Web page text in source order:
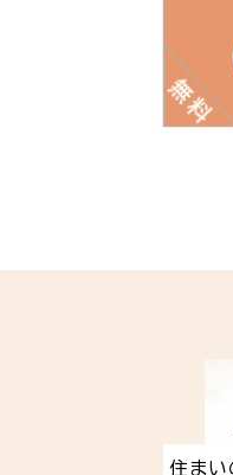
住まい